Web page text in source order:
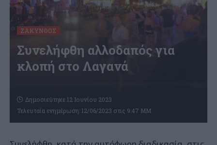
ΖΆΚΥΝΘΟΣ
Συνελήφθη αλλοδαπός για
κλοπή στο Λαγανά
Τελευταία ενημέρωση: 12/06/2023 στις 9:47 ΜΜ
Δημοσιεύτηκε 12 Ιουνίου 2023